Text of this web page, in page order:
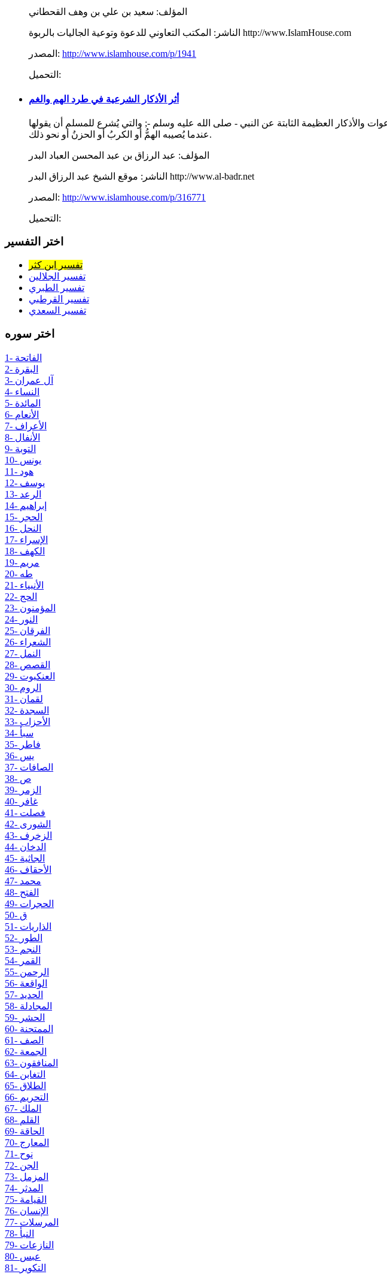
المؤلف: سعيد بن علي بن وهف القحطاني
الناشر: المكتب التعاوني للدعوة وتوعية الجاليات بالربوة http://www.IslamHouse.com
المصدر: http://www.islamhouse.com/p/1941
التحميل:
أثر الأذكار الشرعية في طرد الهم والغم
والأذكار العظيمة الثابتة عن النبي - صلى الله عليه وسلم -; والتي يُشرع للمسلم أن يقولها
عندما يُصيبه الهمُّ أو الكربُ أو الحزنُ أو نحو ذلك.
المؤلف: عبد الرزاق بن عبد المحسن العباد البدر
الناشر: موقع الشيخ عبد الرزاق البدر http://www.al-badr.net
المصدر: http://www.islamhouse.com/p/316771
التحميل:
اختر التفسير
تفسير ابن كثر
تفسير الجلالين
تفسير الطبري
تفسير القرطبي
تفسير السعدي
اختر سوره
1- الفاتحة
2- البقرة
3- آل عمران
4- النساء
5- المائدة
6- الأنعام
7- الأعراف
8- الأنفال
9- التوبة
10- يونس
11- هود
12- يوسف
13- الرعد
14- إبراهيم
15- الحجر
16- النحل
17- الإسراء
18- الكهف
19- مريم
20- طه
21- الأنبياء
22- الحج
23- المؤمنون
24- النور
25- الفرقان
26- الشعراء
27- النمل
28- القصص
29- العنكبوت
30- الروم
31- لقمان
32- السجدة
33- الأحزاب
34- سبأ
35- فاطر
36- يس
37- الصافات
38- ص
39- الزمر
40- غافر
41- فصلت
42- الشورى
43- الزخرف
44- الدخان
45- الجاثية
46- الأحقاف
47- محمد
48- الفتح
49- الحجرات
50- ق
51- الذاريات
52- الطور
53- النجم
54- القمر
55- الرحمن
56- الواقعة
57- الحديد
58- المجادلة
59- الحشر
60- الممتحنة
61- الصف
62- الجمعة
63- المنافقون
64- التغابن
65- الطلاق
66- التحريم
67- الملك
68- القلم
69- الحاقة
70- المعارج
71- نوح
72- الجن
73- المزمل
74- المدثر
75- القيامة
76- الإنسان
77- المرسلات
78- النبأ
79- النازعات
80- عبس
81- التكوير